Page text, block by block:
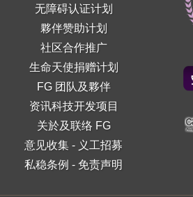
无障碍认证计划
夥伴赞助计划
社区合作推广
生命天使捐赠计划
FG 团队及夥伴
资讯科技开发项目
关於及联络 FG
意见收集 - 义工招募
私稳条例 - 免责声明